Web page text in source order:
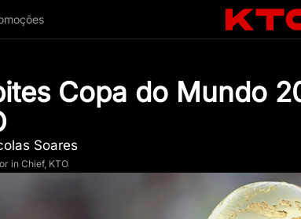
Copa do Mundo
Soares
in Chief, KTO